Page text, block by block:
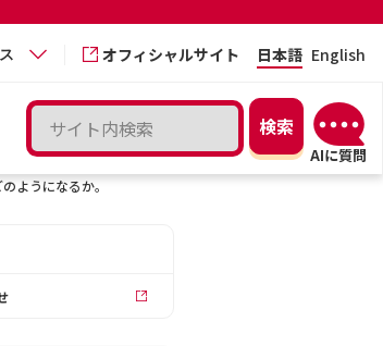
オフィシャルサイト 日本語 English
ようになるか。